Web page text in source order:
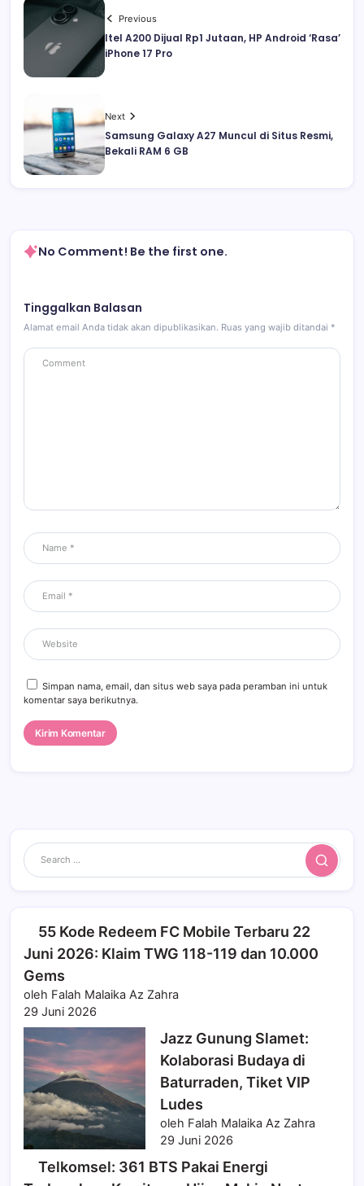
Previous
Itel A200 Dijual Rp1 Jutaan, HP Android ‘Rasa’
iPhone 17 Pro
Next
Samsung Galaxy A27 Muncul di Situs Resmi,
Bekali RAM 6 GB
No Comment! Be the first one.
Tinggalkan Balasan
Alamat email Anda tidak akan dipublikasikan. Ruas yang wajib ditandai *
Simpan nama, email, dan situs web saya pada peramban ini untuk
komentar saya berikutnya.
Search
55 Kode Redeem FC Mobile Terbaru 22
Juni 2026: Klaim TWG 118-119 dan 10.000
Gems
oleh Falah Malaika Az Zahra
29 Juni 2026
Jazz Gunung Slamet:
Kolaborasi Budaya di
Baturraden, Tiket VIP
Ludes
oleh Falah Malaika Az Zahra
29 Juni 2026
Telkomsel: 361 BTS Pakai Energi